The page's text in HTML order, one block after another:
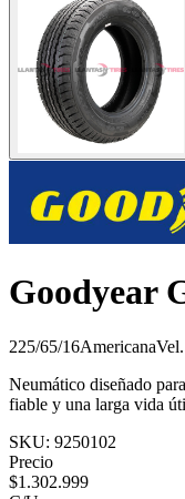
Goodyear
225/65/16AmericanaVel.
Neumático diseñado
fiable y una larga vida
SKU: 9250102
Precio
$1.302.999